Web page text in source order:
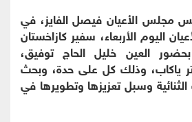
مجلس الأعيان فيصل الفايز، في
اليوم الأربعاء، سفير كازاخستان
العين خليل الحاج توفيق،
ياكاب، وذلك كل على حدة، وبحث
وسبل تعزيزها وتطويرها في